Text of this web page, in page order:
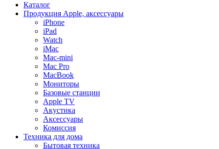
Каталог
Продукция Apple, аксессуары
iPhone
iPad
Watch
iMac
Mac-mini
Mac Pro
MacBook
Мониторы
Базовые станции
Apple TV
Акустика
Аксессуары
Комиссия
Техника для дома
Бытовая техника